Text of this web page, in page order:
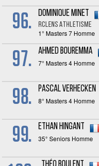
96. Dominique MINET
RCLENS ATHLETISME
1° Masters 7 Homme
97. Ahmed BOUREMMA
7° Masters 4 Homme
98. Pascal VERHECKEN
8° Masters 4 Homme
99. Ethan HINGANT
35° Seniors Homme